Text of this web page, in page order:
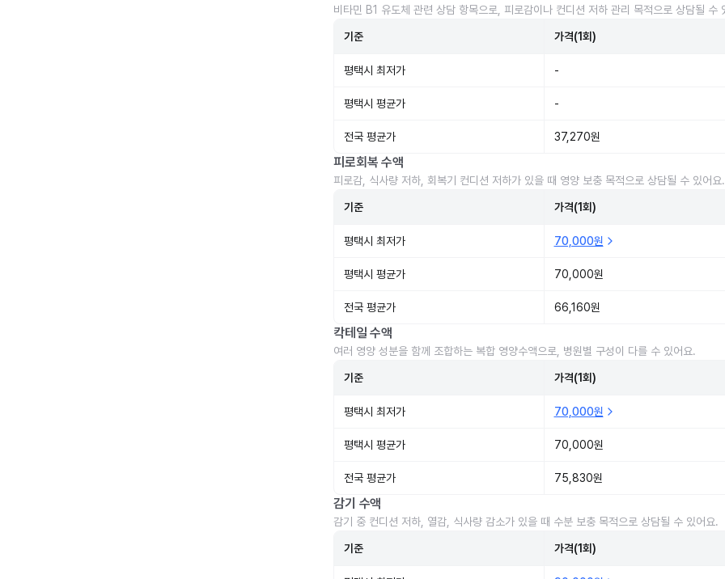
비타민 B1 유도체 관련 상담 항목으로, 피로감이나 컨디션 저하 관리 목적으로 상담될 수
기준 가격(1회)
평택시 최저가 -
평택시 평균가 -
전국 평균가 37,270원
피로회복 수액
피로감, 식사량 저하, 회복기 컨디션 저하가 있을 때 영양 보충 목적으로 상담될 수 있어요.
기준 가격(1회)
평택시 최저가 70,000원
평택시 평균가 70,000원
전국 평균가 66,160원
칵테일 수액
여러 영양 성분을 함께 조합하는 복합 영양수액으로, 병원별 구성이 다를 수 있어요.
기준 가격(1회)
평택시 최저가 70,000원
평택시 평균가 70,000원
전국 평균가 75,830원
감기 수액
감기 중 컨디션 저하, 열감, 식사량 감소가 있을 때 수분 보충 목적으로 상담될 수 있어요.
기준 가격(1회)